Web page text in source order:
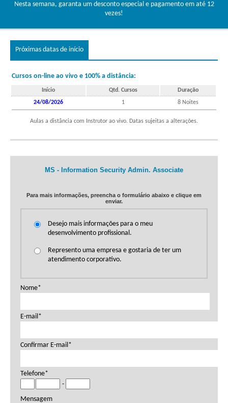
A certificação Microsoft comprova seu alto nível de
conhecimento e proficiência da Microsoft e sua especialização
Certificados e seus benefícios, tais como, ter seu perfil pessoal no
site Microsoft.com e acessar a Base Conhecimento da Microsoft.
Cursos:
Microsoft Information Security Administrator (SC-401)
Exame(s):
Nesta semana, garanta um desconto especial e pagamento em até 12
vezes!
Próximas datas de início
Cursos on-line ao vivo e 100% a distância:
Início Qtd. Cursos
Duração
24/08/2026
1 8 Noites
Aulas a distância com Instrutor ao vivo. Datas sujeitas a alterações.
MS - Information Security Admin. Associate
Para mais informações, preencha o formulário abaixo e clique em
enviar.
Desejo mais informações para o meu
desenvolvimento profissional.
Represento uma empresa e gostaria de ter um
atendimento corporativo.
Nome*
E-mail*
Confirmar E-mail*
Telefone*
-
Mensagem